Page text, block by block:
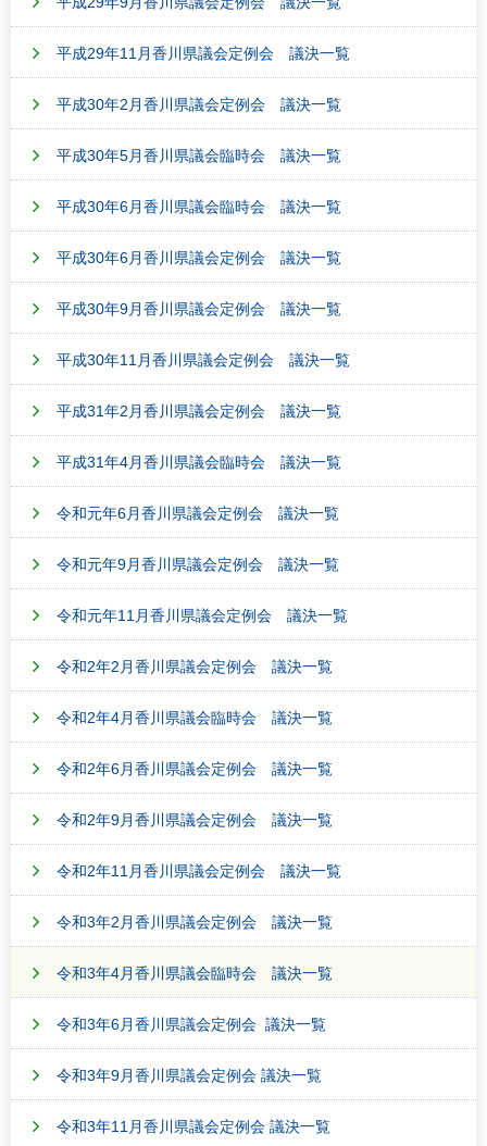
平成29年11月香川県議会定例会 議決一覧
平成30年2月香川県議会定例会 議決一覧
平成30年5月香川県議会臨時会 議決一覧
平成30年6月香川県議会臨時会 議決一覧
平成30年6月香川県議会定例会 議決一覧
平成30年9月香川県議会定例会 議決一覧
平成30年11月香川県議会定例会 議決一覧
平成31年2月香川県議会定例会 議決一覧
平成31年4月香川県議会臨時会 議決一覧
令和元年6月香川県議会定例会 議決一覧
令和元年9月香川県議会定例会 議決一覧
令和元年11月香川県議会定例会 議決一覧
令和2年2月香川県議会定例会 議決一覧
令和2年4月香川県議会臨時会 議決一覧
令和2年6月香川県議会定例会 議決一覧
令和2年9月香川県議会定例会 議決一覧
令和2年11月香川県議会定例会 議決一覧
令和3年2月香川県議会定例会 議決一覧
令和3年4月香川県議会臨時会 議決一覧
令和3年6月香川県議会定例会 議決一覧
令和3年9月香川県議会定例会 議決一覧
令和3年11月香川県議会定例会 議決一覧